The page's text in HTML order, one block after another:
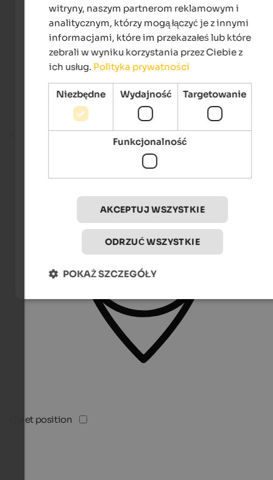
Quiet position
witryny, naszym partnerom reklamowym i
analitycznym, którzy mogą łączyć je z innymi
informacjami, które im przekazałeś lub które
zebrali w wyniku korzystania przez Ciebie z
ich usług. Polityka prywatności
Niezbędne Wydajność Targetowanie
Funkcjonalność
AKCEPTUJ WSZYSTKIE
ODRZUĆ WSZYSTKIE
POKAŻ SZCZEGÓŁY